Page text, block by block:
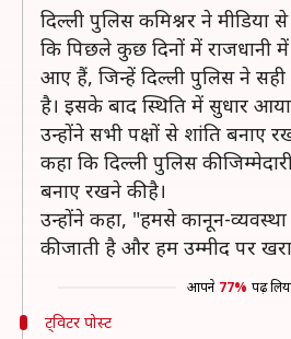
दिल्ली पुलिस कमिश्नर ने मीडिया
कि पिछले कुछ दिनों में राजधानी
आए हैं, जिन्हें दिल्ली पुलिस ने
है। इसके बाद स्थिति में सुधार
उन्होंने सभी पक्षों से शांति बनाए
कहा कि दिल्ली पुलिस की
बनाए रखने की है।
उन्होंने कहा, "हमसे कानून-
की जाती है और हम उम्मीद पर
आपने 77% पढ़
ट्विटर पोस्ट